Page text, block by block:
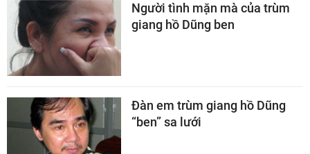
Người tình mặn mà của trùm
giang hồ Dũng ben
Đàn em trùm giang hồ Dũng
“ben” sa lưới